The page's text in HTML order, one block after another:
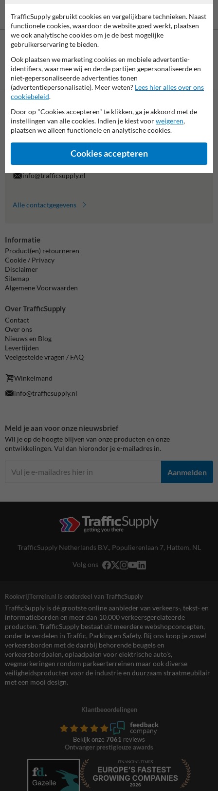
Betaling achteraf
is mogelijk
Neem contact met ons op
Wij zijn op werkdagen (van 8.00 tot 17.00) te bereiken op 038-
Vragen? Stuur een e-mail naarinfo@trafficsupply.nlof vul het
formulier in en we reageren zo spoedig mogelijk.
info@trafficsupply.nl
Alle contactgegevens
Informatie
Product(en) retourneren
Cookie / Privacy
Disclaimer
Sitemap
Algemene Voorwaarden
Over TrafficSupply
Contact
Over ons
Nieuws en Blog
Levertijden
Veelgestelde vragen / FAQ
Winkelmand
info@trafficsupply.nl
Meld je aan voor onze nieuwsbrief
Wil je op de hoogte blijven van onze producten en onze
ontwikkelingen. Vul dan hieronder je e-mailadres in.
Aanmelden
TrafficSupply Netherlands B.V., Populierenlaan 7, Hattem, NL
Volg ons
RookvrijTerrein.nl is onderdeel van TrafficSupply
TrafficSupply is dé grootste online aanbieder van verkeers-, tekst- en
informatieborden en meer dan 10.000 verkeersgerelateerde
producten. TrafficSupply bestaat uit meerdere webshopconcepten,
onder te verdelen in Traffic, Parking en Safety. Bij ons koop je zowel
verkeersborden met de daarbij behorende beugels en
verkeersbordpalen, oplaadpalen voor elektrische auto’s,
wegmarkeringen rondom parkeerterreinen maar ook diverse
veiligheidsproducten voor de industrie en duurzaam straatmeubilair
met een mooi design.
Klantbeoordelingen
Bekijk onze 7061 reviews
Ontvanger prestigieuze awards
TrafficSupply gebruikt cookies en vergelijkbare technieken. Naast
functionele cookies, waardoor de website goed werkt, plaatsen
we ook analytische cookies om je de best mogelijke
gebruikerservaring te bieden.
Ook plaatsen we marketing cookies en mobiele advertentie-
identifiers, waarmee wij en derde partijen gepersonaliseerde en
niet-gepersonaliseerde advertenties tonen
(advertentiepersonalisatie). Meer weten? Lees hier alles over ons
cookiebeleid.
Door op "Cookies accepteren" te klikken, ga je akkoord met de
instellingen van alle cookies. Indien je kiest voorweigeren,
plaatsen we alleen functionele en analytische cookies.
Cookies accepteren